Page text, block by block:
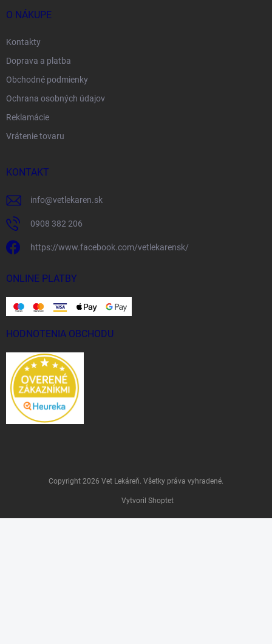
O NÁKUPE
Kontakty
Doprava a platba
Obchodné podmienky
Ochrana osobných údajov
Reklamácie
Vrátenie tovaru
KONTAKT
info@vetlekaren.sk
0908 382 206
https://www.facebook.com/vetlekarensk/
ONLINE PLATBY
HODNOTENIA OBCHODU
Vytvoril Shoptet
Copyright 2026 Vet Lekáreň. Všetky práva vyhradené.